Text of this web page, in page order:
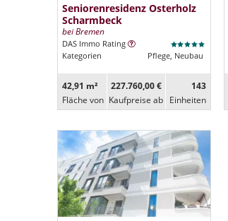
Seniorenresidenz Osterholz
Scharmbeck
bei Bremen
DAS Immo Rating
Kategorien
Pflege, Neubau
42,91 m²
Fläche von
227.760,00 €
Kaufpreise ab
143
Ein­heiten